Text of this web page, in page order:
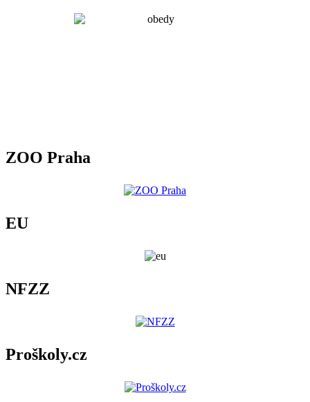
ZOO Praha
EU
NFZZ
Proškoly.cz